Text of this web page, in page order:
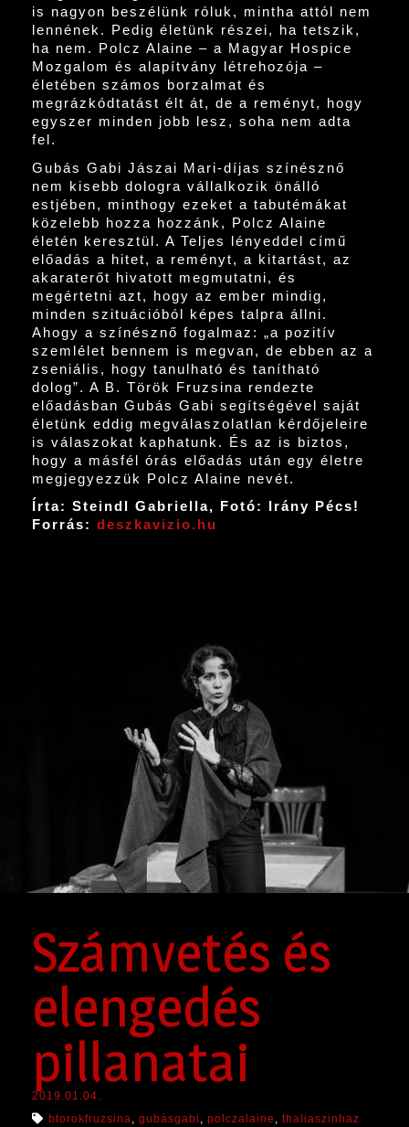
is nagyon beszélünk róluk, mintha attól nem
lennének. Pedig életünk részei, ha tetszik,
ha nem. Polcz Alaine – a Magyar Hospice
Mozgalom és alapítvány létrehozója –
életében számos borzalmat és
megrázkódtatást élt át, de a reményt, hogy
egyszer minden jobb lesz, soha nem adta
fel.
Gubás Gabi Jászai Mari-díjas színésznő
nem kisebb dologra vállalkozik önálló
estjében, minthogy ezeket a tabutémákat
közelebb hozza hozzánk, Polcz Alaine
életén keresztül. A Teljes lényeddel című
előadás a hitet, a reményt, a kitartást, az
akaraterőt hivatott megmutatni, és
megértetni azt, hogy az ember mindig,
minden szituációból képes talpra állni.
Ahogy a színésznő fogalmaz: „a pozitív
szemlélet bennem is megvan, de ebben az a
zseniális, hogy tanulható és tanítható
dolog”. A B. Török Fruzsina rendezte
előadásban Gubás Gabi segítségével saját
életünk eddig megválaszolatlan kérdőjeleire
is válaszokat kaphatunk. És az is biztos,
hogy a másfél órás előadás után egy életre
megjegyezzük Polcz Alaine nevét.
Írta: Steindl Gabriella, Fotó: Irány Pécs!
Forrás: deszkavizio.hu
Számvetés és
elengedés
pillanatai
2019.01.04.
btorokfruzsina
gubásgabi polczalaine thaliaszinhaz